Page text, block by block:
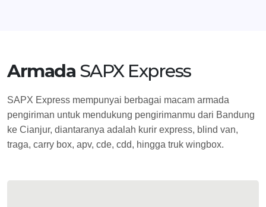
Armada SAPX Express
SAPX Express mempunyai berbagai macam armada
pengiriman untuk mendukung pengirimanmu dari Bandung
ke Cianjur, diantaranya adalah kurir express, blind van,
traga, carry box, apv, cde, cdd, hingga truk wingbox.